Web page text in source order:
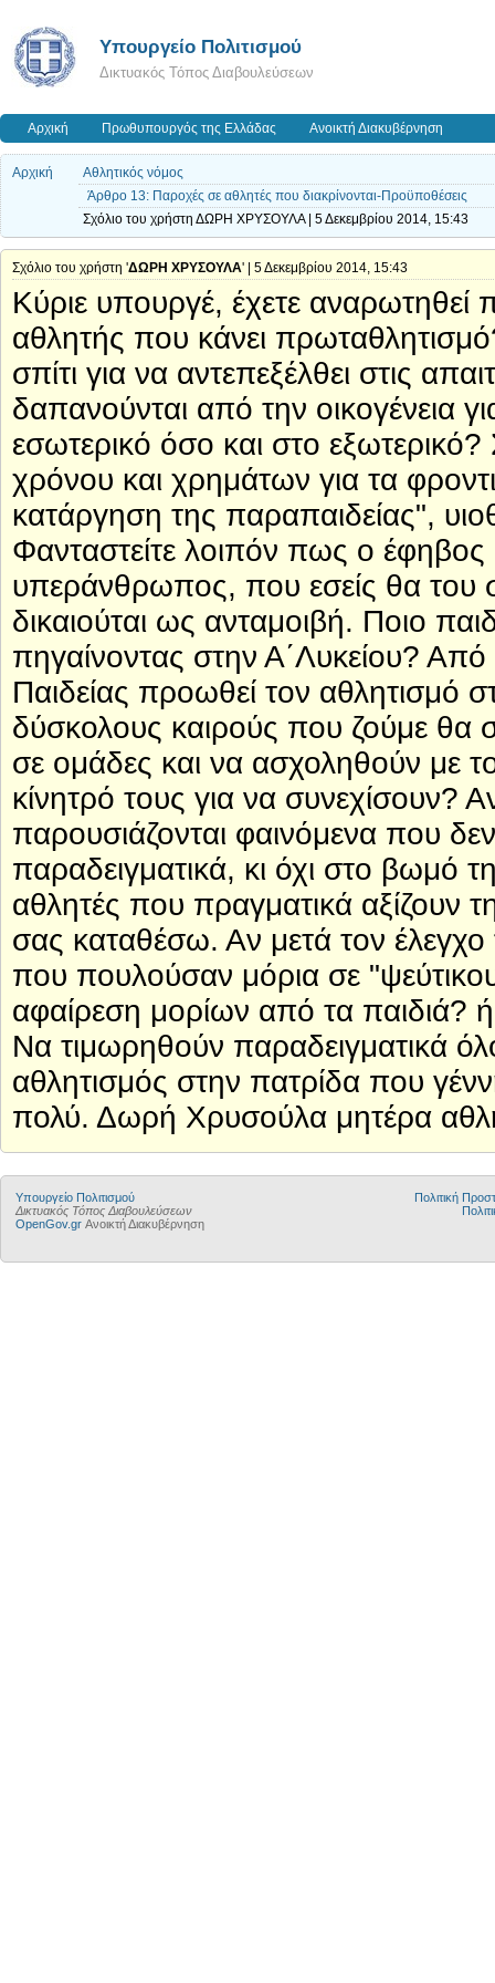
Υπουργείο Πολιτισμού
Δικτυακός Τόπος Διαβουλεύσεων
Αρχική Πρωθυπουργός της Ελλάδας Ανοικτή Διακυβέρνηση
Αρχική
Αθλητικός νόμος
Άρθρο 13: Παροχές σε αθλητές που διακρίνονται-Προϋποθέσεις
Σχόλιο του χρήστη ΔΩΡΗ ΧΡΥΣΟΥΛΑ | 5 Δεκεμβρίου 2014, 15:43
Σχόλιο του χρήστη 'ΔΩΡΗ ΧΡΥΣΟΥΛΑ' | 5 Δεκεμβρίου 2014, 15:43
Κύριε υπουργέ, έχετε
αθλητής που κάνει
σπίτι για να αντεπεξέλθει στις
δαπανούνται από την οικογένεια
εσωτερικό όσο και στο
χρόνου και χρημάτων για τα
κατάργηση της παραπαιδείας",
Φανταστείτε λοιπόν πως ο έφηβος
υπεράνθρωπος, που εσείς θα του
δικαιούται ως ανταμοιβή. Ποιο
πηγαίνοντας στην Α΄Λυκείου?
Παιδείας προωθεί τον αθλητισμό
δύσκολους καιρούς που ζούμε θα
σε ομάδες και να ασχοληθούν με
κίνητρό τους για να συνεχίσουν?
παρουσιάζονται φαινόμενα που
παραδειγματικά, κι όχι στο βωμό
αθλητές που πραγματικά αξίζουν
σας καταθέσω. Αν μετά τον έλεγχο
που πουλούσαν μόρια σε
αφαίρεση μορίων από τα παιδιά? ή
Να τιμωρηθούν παραδειγματικά
αθλητισμός στην πατρίδα που
πολύ. Δωρή Χρυσούλα μητέρα
Υπουργείο Πολιτισμού
Δικτυακός Τόπος Διαβουλεύσεων
OpenGov.gr Ανοικτή Διακυβέρνηση
Πολιτική